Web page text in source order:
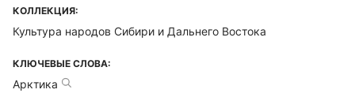
КОЛЛЕКЦИЯ:
Культура народов Сибири и Дальнего Востока
КЛЮЧЕВЫЕ СЛОВА:
Арктика